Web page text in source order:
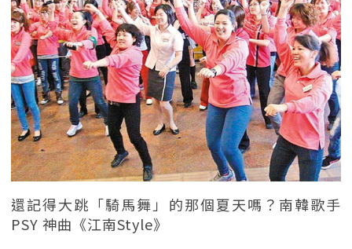
還記得大跳「騎馬舞」的那個夏天嗎？南韓歌手
PSY 神曲《江南Style》